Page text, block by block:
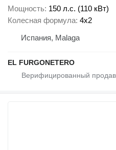
Мощность 150 л.с. (110 кВт)
Колесная формула 4x2
Испания, Malaga
EL FURGONETERO